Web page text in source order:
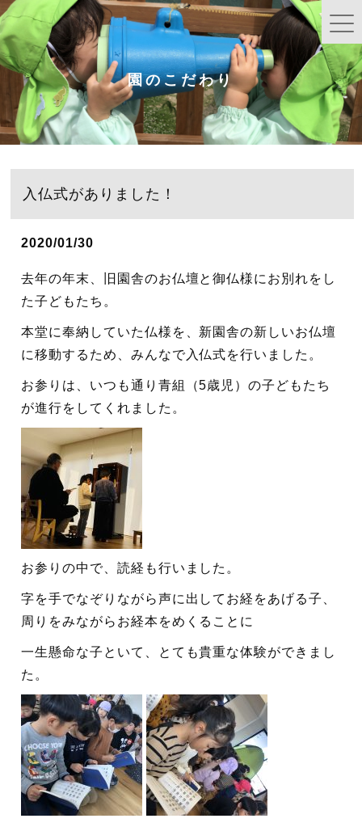
園のこだわり
入仏式がありました！
2020/01/30
去年の年末、旧園舎のお仏壇と御仏様にお別れをし
た子どもたち。
本堂に奉納していた仏様を、新園舎の新しいお仏壇
に移動するため、みんなで入仏式を行いました。
お参りは、いつも通り青組（5歳児）の子どもたち
が進行をしてくれました。
お参りの中で、読経も行いました。
字を手でなぞりながら声に出してお経をあげる子、
周りをみながらお経本をめくることに
一生懸命な子といて、とても貴重な体験ができまし
た。